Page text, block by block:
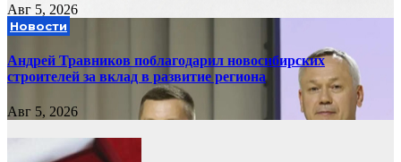
Авг 5, 2026
Новости
Андрей Травников поблагодарил новосибирских
строителей за вклад в развитие региона
Авг 5, 2026